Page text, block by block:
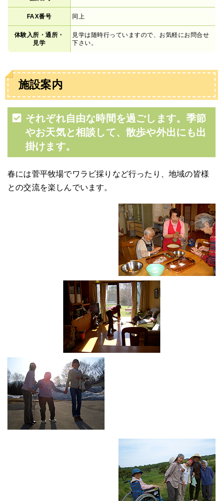
FAX番号 同上
体験入所・通所・
見学
見学は随時行っていますので、お気軽にお問合せ
下さい。
施設案内
それぞれ自由な時間を過ごします。季節
やお天気と相談して、散歩や外出にも出
掛けます。
春には菅平牧場でワラビ採りなど行ったり、地域の皆様
との交流を楽しんでいます。